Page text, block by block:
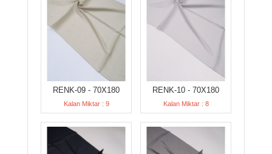
RENK-09 - 70X180
Kalan Miktar : 9
RENK-10 - 70X180
Kalan Miktar : 8